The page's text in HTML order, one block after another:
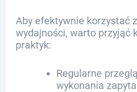
Aby efektywnie korzystać
wydajności, warto przyjąć
praktyk:
Regularne
wykonania